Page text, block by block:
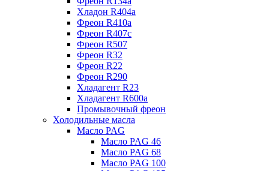
Хладон R404a
Фреон R410a
Фреон R407с
Фреон R507
Фреон R32
Фреон R22
Фреон R290
Хладагент R23
Хладагент R600a
Промывочный фреон
Холодильные масла
Масло PAG
Масло PAG 46
Масло PAG 68
Масло PAG 100